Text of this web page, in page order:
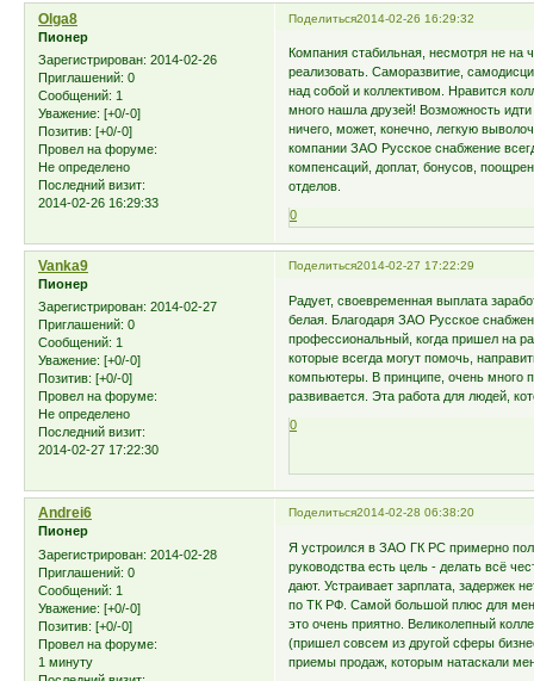
Поделиться2014-02-26 16:29:32
Olga8
Пионер
Зарегистрирован: 2014-02-26
Приглашений: 0
Сообщений: 1
Уважение: [+0/-0]
Позитив: [+0/-0]
Провел на форуме:
Не определено
Последний визит:
2014-02-26 16:29:33
Компания стабильная, несмотря не на
реализовать. Саморазвитие,
над собой и коллективом. Нравится
много нашла друзей! Возможность
ничего, может, конечно, легкую
компании ЗАО Русское снабжение
компенсаций, доплат, бонусов,
отделов.
0
Поделиться2014-02-27 17:22:29
Vanka9
Пионер
Зарегистрирован: 2014-02-27
Приглашений: 0
Сообщений: 1
Уважение: [+0/-0]
Позитив: [+0/-0]
Провел на форуме:
Не определено
Последний визит:
2014-02-27 17:22:30
Радует, своевременная выплата
белая. Благодаря ЗАО Русское
профессиональный, когда пришел на
которые всегда могут помочь,
компьютеры. В принципе, очень много
развивается. Эта работа для людей,
0
Поделиться2014-02-28 06:38:20
Andrei6
Пионер
Зарегистрирован: 2014-02-28
Приглашений: 0
Сообщений: 1
Уважение: [+0/-0]
Позитив: [+0/-0]
Провел на форуме:
1 минуту
Я устроился в ЗАО ГК РС примерно
руководства есть цель - делать всё
дают. Устраивает зарплата, задержек
по ТК РФ. Самой большой плюс для
это очень приятно. Великолепный
(пришел совсем из другой сферы
приемы продаж, которым натаскали